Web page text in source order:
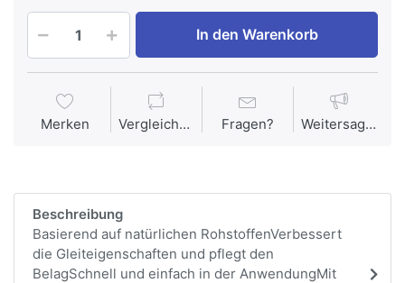
In den Warenkorb
Merken Vergleichen Fragen? Weitersagen
Beschreibung
Basierend auf natürlichen RohstoffenVerbessert
die Gleiteigenschaften und pflegt den
BelagSchnell und einfach in der AnwendungMit